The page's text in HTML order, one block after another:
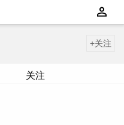
+关注
关注